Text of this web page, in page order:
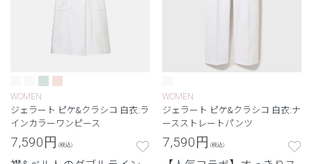
WOMEN
ジェラート ピケ&クラシコ 白衣:ラ
インカラーワンピース
7,590円 (税込)
WOMEN
ジェラート ピケ&クラシコ 白衣:ナ
ースストレートパンツ
7,590円 (税込)